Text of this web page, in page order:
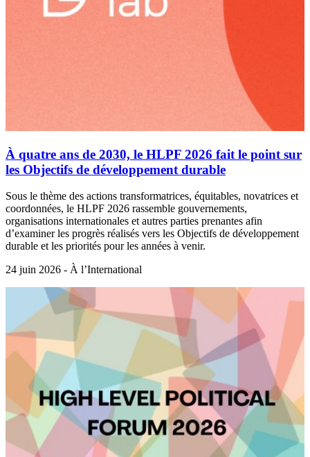
À quatre ans de 2030, le HLPF 2026 fait le point sur
les Objectifs de développement durable
Sous le thème des actions transformatrices, équitables, novatrices et
coordonnées, le HLPF 2026 rassemble gouvernements,
organisations internationales et autres parties prenantes afin
d’examiner les progrès réalisés vers les Objectifs de développement
durable et les priorités pour les années à venir.
24 juin 2026 - À l’International